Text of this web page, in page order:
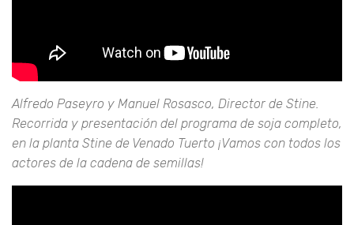
Alfredo Paseyro y Manuel Rosasco, Director de Stine.
Recorrida y presentación del programa de soja completo,
en la planta Stine de Venado Tuerto ¡Vamos con todos los
actores de la cadena de semillas!